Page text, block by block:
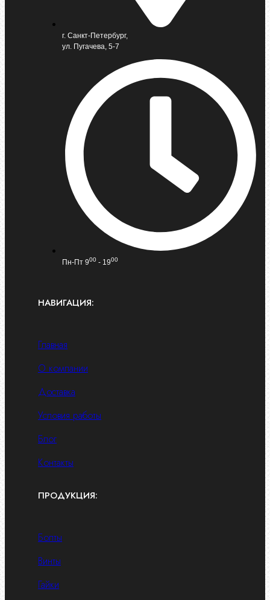
г. Санкт-Петербург,
ул. Пугачева, 5-7
Пн-Пт 900 - 1900
НАВИГАЦИЯ:
Главная
О компании
Доставка
Условия работы
Блог
Контакты
ПРОДУКЦИЯ:
Болты
Винты
Гайки